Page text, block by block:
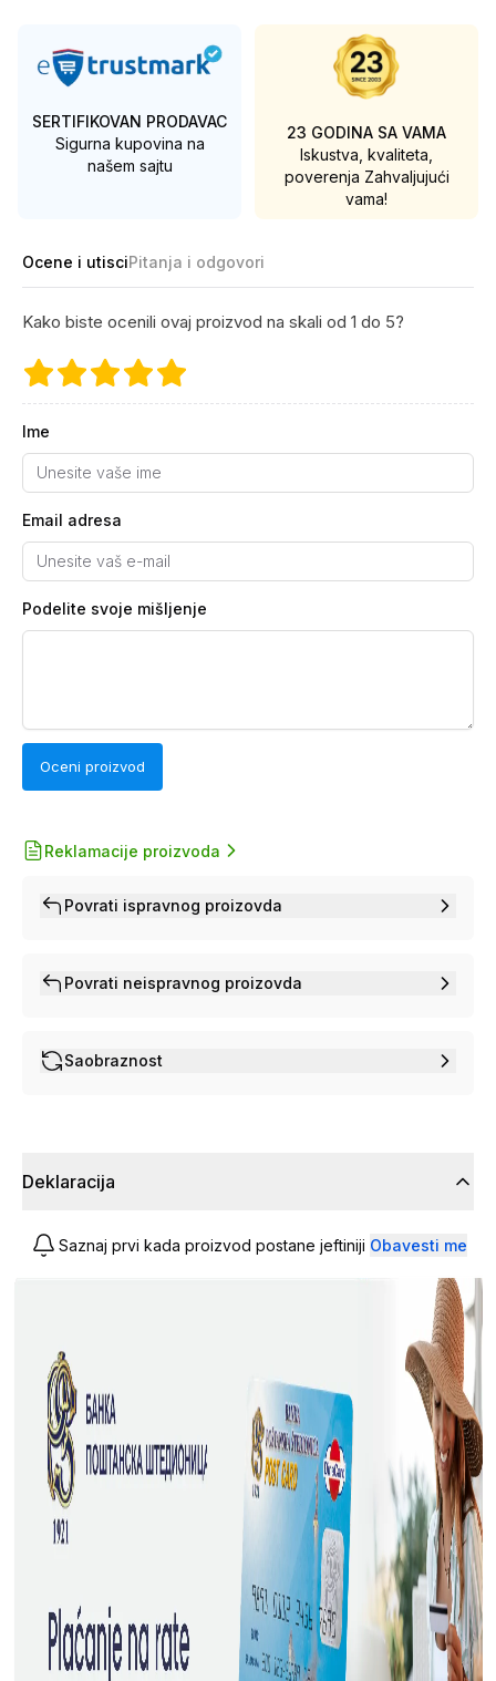
SERTIFIKOVAN PRODAVAC
Sigurna kupovina na
našem sajtu
23 GODINA SA VAMA
Iskustva, kvaliteta,
poverenja Zahvaljujući
vama!
Ocene i utisciPitanja i odgovori
Kako biste ocenili ovaj proizvod na skali od 1 do 5?
Ime
Email adresa
Podelite svoje mišljenje
Oceni proizvod
Reklamacije proizvoda
Povrati ispravnog proizovda
Povrati neispravnog proizovda
Saobraznost
Deklaracija
Saznaj prvi kada proizvod postane jeftiniji Obavesti me